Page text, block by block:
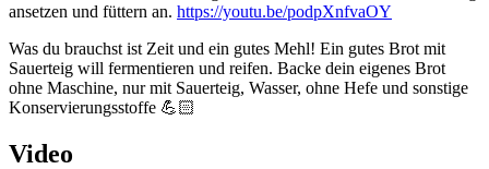
ansetzen und füttern an. https://youtu.be/podpXnfvaOY
Was du brauchst ist Zeit und ein gutes Mehl! Ein gutes Brot mit
Sauerteig will fermentieren und reifen. Backe dein eigenes Brot
ohne Maschine, nur mit Sauerteig, Wasser, ohne Hefe und sonstige
Konservierungsstoffe 💪🏻
Video